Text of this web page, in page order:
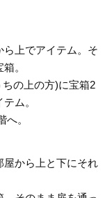
上でアイテム。そ
。
の上の方)に宝箱2
ム。
。
屋から上と下にそれ